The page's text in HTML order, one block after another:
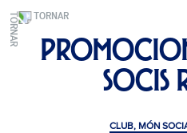
TORNAR
socis
CLUB, MÓN